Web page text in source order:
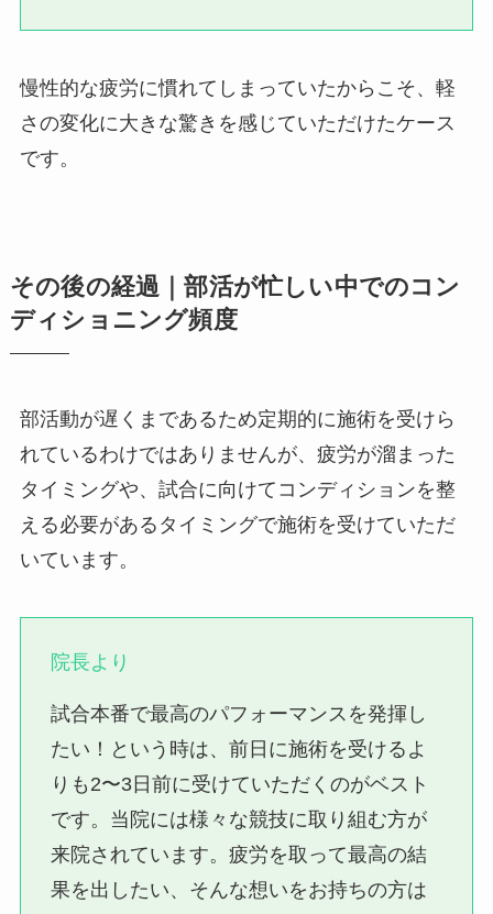
慢性的な疲労に慣れてしまっていたからこそ、軽
さの変化に大きな驚きを感じていただけたケース
です。
その後の経過｜部活が忙しい中でのコン
ディショニング頻度
部活動が遅くまであるため定期的に施術を受けら
れているわけではありませんが、疲労が溜まった
タイミングや、試合に向けてコンディションを整
える必要があるタイミングで施術を受けていただ
いています。
院長より
試合本番で最高のパフォーマンスを発揮し
たい！という時は、前日に施術を受けるよ
りも2〜3日前に受けていただくのがベスト
です。当院には様々な競技に取り組む方が
来院されています。疲労を取って最高の結
果を出したい、そんな想いをお持ちの方は